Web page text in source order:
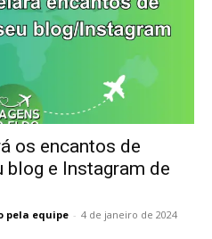
os encantos de
e Instagram de
pela equipe - 4 de janeiro de 2024